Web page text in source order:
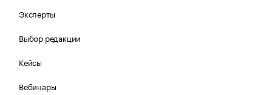
Эксперты
Выбор редакции
Кейсы
Вебинары